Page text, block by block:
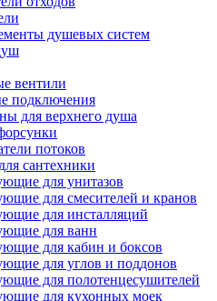
душевых систем
вентили
подключения
для верхнего душа
потоков
сантехники
для унитазов
для смесителей и кранов
для инсталляций
для ванн
для кабин и боксов
для углов и поддонов
для полотенцесушителей
для кухонных моек